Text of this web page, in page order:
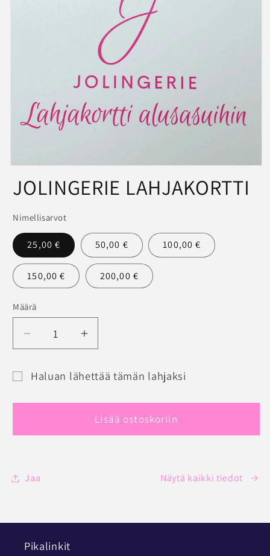
modaalisessa
JOLINGERIE LAHJAKORTTI
Nimellisarvot
25,00 € 50,00 € 100,00 €
150,00 € 200,00 €
Määrä
Määrä
Vähennä
tuotteen
LAHJAKORTTI
Lisää
tuotteen
LAHJAKORTTI
Haluan lähettää tämän lahjaksi
Lisää ostoskoriin
Jaa Näytä kaikki tiedot
Pikalinkit